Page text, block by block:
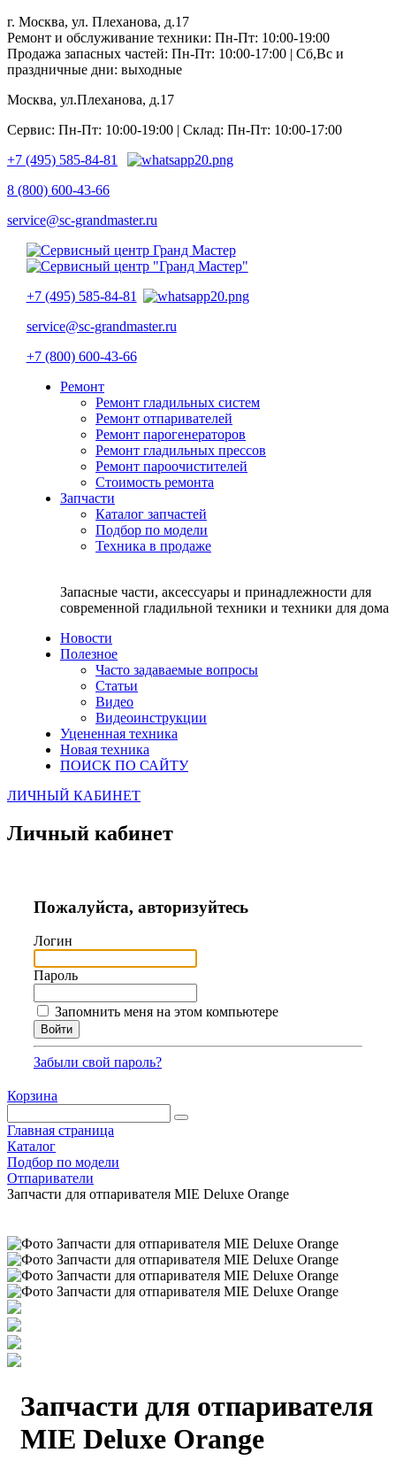
г. Москва, ул. Плеханова, д.17
Ремонт и обслуживание техники: Пн-Пт: 10:00-19:00
Продажа запасных частей: Пн-Пт: 10:00-17:00 | Сб,Вс и
праздничные дни: выходные
Москва, ул.Плеханова, д.17
Сервис: Пн-Пт: 10:00-19:00 | Склад: Пн-Пт: 10:00-17:00
+7 (495) 585-84-81
8 (800) 600-43-66
service@sc-grandmaster.ru
+7 (495) 585-84-81
service@sc-grandmaster.ru
+7 (800) 600-43-66
Ремонт
Ремонт гладильных систем
Ремонт отпаривателей
Ремонт парогенераторов
Ремонт гладильных прессов
Ремонт пароочистителей
Стоимость ремонта
Запчасти
Каталог запчастей
Подбор по модели
Техника в продаже
Запасные части, аксессуары и принадлежности для
современной гладильной техники и техники для дома
Новости
Полезное
Часто задаваемые вопросы
Статьи
Видео
Видеоинструкции
Уцененная техника
Новая техника
ПОИСК ПО САЙТУ
ЛИЧНЫЙ КАБИНЕТ
Личный кабинет
Пожалуйста, авторизуйтесь
Логин
Пароль
Запомнить меня на этом компьютере
Забыли свой пароль?
Корзина
Главная страница
Каталог
Подбор по модели
Отпариватели
Запчасти для отпаривателя MIE Deluxe Orange
Запчасти для отпаривателя
MIE Deluxe Orange